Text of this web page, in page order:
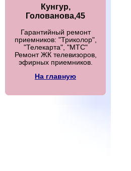
Кунгур,
Голованова,45
Гарантийный ремонт
приемников: "Триколор",
"Телекарта", "МТС"
Ремонт ЖК телевизоров,
эфирных приемников.
На главную